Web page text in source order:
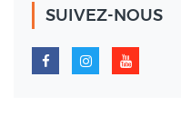
SUIVEZ-NOUS